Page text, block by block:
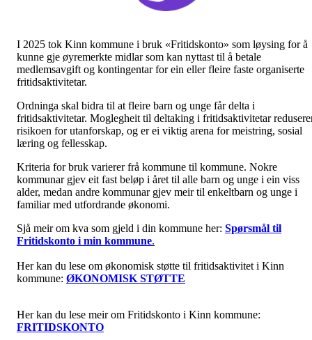
I 2025 tok Kinn kommune i bruk «Fritidskonto» som løysing for å
kunne gje øyremerkte midlar som kan nyttast til å betale
medlemsavgift og kontingentar for ein eller fleire faste organiserte
fritidsaktivitetar.
Ordninga skal bidra til at fleire barn og unge får delta i
fritidsaktivitetar. Moglegheit til deltaking i fritidsaktivitetar
risikoen for utanfor­skap, og er ei viktig arena for meistring, sosial
læring og fellesskap.
Kriteria for bruk varierer frå kommune til kommune. Nokre
kommunar gjev eit fast beløp i året til alle barn og unge i ein viss
alder, medan andre kommunar gjev meir til enkeltbarn og unge i
familiar med utfordrande økonomi.
Sjå meir om kva som gjeld i din kommune her: Spørsmål til
Fritidskonto i min kommune.
Her kan du lese om økonomisk støtte til fritidsaktivitet i Kinn
kommune: ØKONOMISK STØTTE
Her kan du lese meir om Fritidskonto i Kinn kommune:
FRITIDSKONTO